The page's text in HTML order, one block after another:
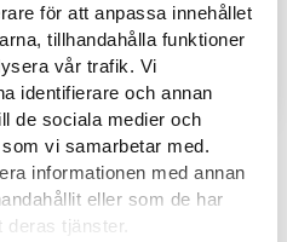
för att anpassa innehållet
tillhandahålla funktioner
vår trafik. Vi
identifierare och annan
de sociala medier och
vi samarbetar med.
informationen med annan
eller som de har
tjänster.
eller studieplats, kom
REGIONALA NYHETER